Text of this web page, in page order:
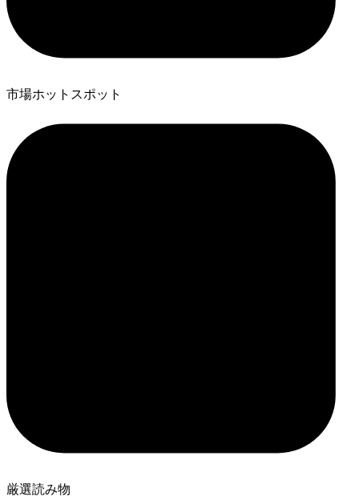
市場ホットスポット
厳選読み物